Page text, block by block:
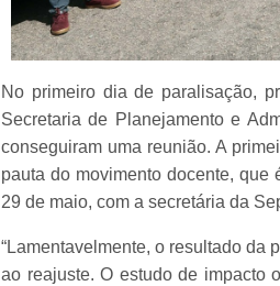
No primeiro dia de paralisação,
Secretaria de Planejamento e
conseguiram uma reunião. A
pauta do movimento docente,
29 de maio, com a secretária da
“Lamentavelmente, o resultado da
ao reajuste. O estudo de impacto